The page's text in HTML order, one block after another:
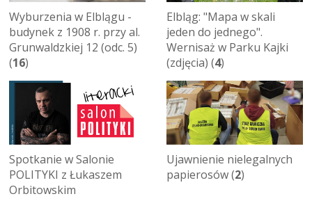
Wyburzenia w Elblągu -
budynek z 1908 r. przy al.
Grunwaldzkiej 12 (odc. 5)
(16)
Elbląg: "Mapa w skali
jeden do jednego".
Wernisaż w Parku Kajki
(zdjęcia) (4)
Spotkanie w Salonie
POLITYKI z Łukaszem
Orbitowskim
Ujawnienie nielegalnych
papierosów (2)